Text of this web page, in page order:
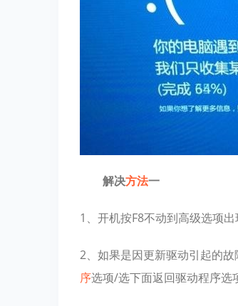
解决方法一
1、开机按F8不动到高级选项
2、如果是因更新驱动引起的
序选项/选下面返回驱动程序选